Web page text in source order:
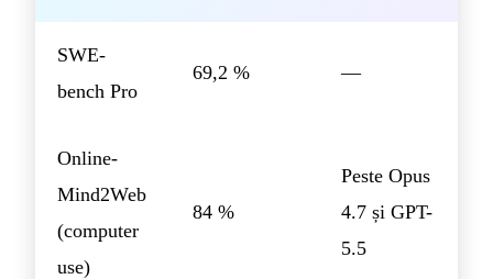
SWE-
bench Pro
69,2 % —
Online-
Mind2Web
(computer
use)
84 %
Peste Opus
4.7 și GPT-
5.5